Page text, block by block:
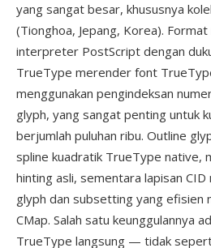
yang sangat besar, khususnya
(Tionghoa, Jepang, Korea). Format
interpreter PostScript dengan
TrueType merender font
menggunakan pengindeksan
glyph, yang sangat penting untuk
berjumlah puluhan ribu. Outline
spline kuadratik TrueType native,
hinting asli, sementara lapisan CID
glyph dan subsetting yang efisien
CMap. Salah satu keunggulannya
TrueType langsung — tidak